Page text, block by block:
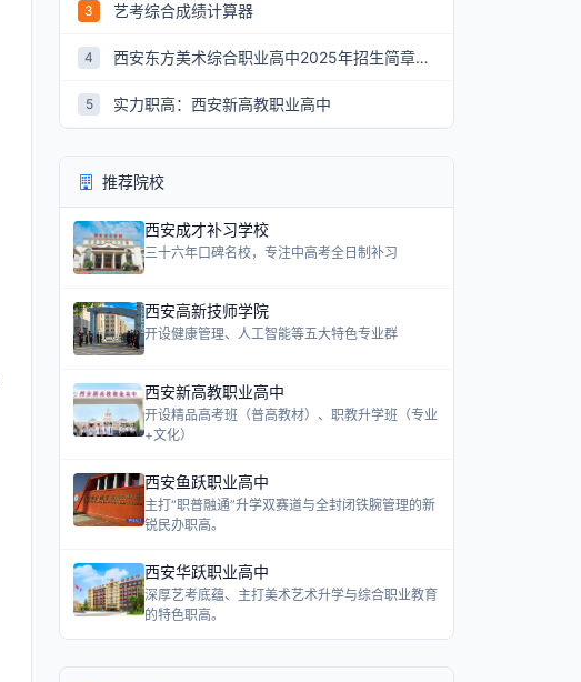
3 艺考综合成绩计算器
4 西安东方美术综合职业高中2025年招生简章：艺术升学新航道
5 实力职高：西安新高教职业高中
推荐院校
西安成才补习学校
三十六年口碑名校，专注中高考全日制补习
西安高新技师学院
开设健康管理、人工智能等五大特色专业群
西安新高教职业高中
开设精品高考班（普高教材）、职教升学班（专业
+文化）
西安鱼跃职业高中
主打“职普融通”升学双赛道与全封闭铁腕管理的新
锐民办职高。
西安华跃职业高中
深厚艺考底蕴、主打美术艺术升学与综合职业教育
的特色职高。